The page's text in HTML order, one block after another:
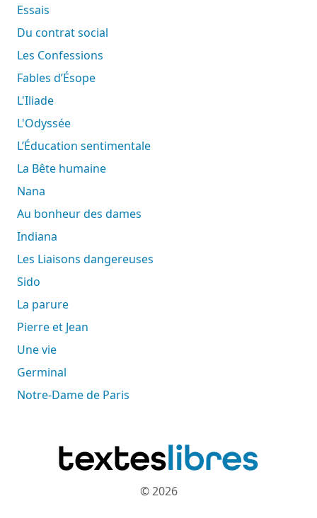
Essais
Du contrat social
Les Confessions
Fables d’Ésope
L'Iliade
L'Odyssée
L’Éducation sentimentale
La Bête humaine
Nana
Au bonheur des dames
Indiana
Les Liaisons dangereuses
Sido
La parure
Pierre et Jean
Une vie
Germinal
Notre-Dame de Paris
© 2026